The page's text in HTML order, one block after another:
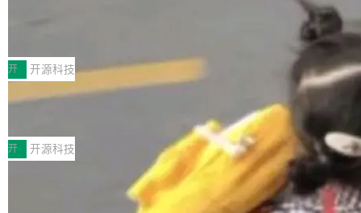
MPComm将作为一种传输引擎接入Mooncake T
ENT，实现零拷贝传输性能提升30%、非零拷贝
传输性能最高提升5倍。UCL-MPComm底层基
于自研UCL-Engine通信引擎，后续腾讯网平将
持续开源更多基于UCL-Engine的高性能通信组
件。 腾讯网平团队在UCL-MPComm中实现了一
个独立于业务线程的全局通信引擎（Engine），
型案例入选名单》，深信服“面向企业研发场景的
开源 AI 编程平台 CoStrict 应用”凭借卓越的技术
创新与落地成效成功入选。 全链路私有化部署，
助力企业AI研发安全落地 当前，越来越多企业已
经开始引入 AI Coding 工具，通过调用公有云模
型或企业内部部署模型提升研发效率。但随着 AI
Coding 从个人辅助工具逐步走向团队级、组织
级应用，企业在规模化落地过程中，对安全性、
开 开源科技
深信服AI算力网关入选工信部人工智能
前不久，工业和信息化部正式发布《2025年人工
智能应用典型案例名单》，集中展示人工智能在
各领域的应用成果，覆盖技术底座、行业赋能、
产品应用、支撑保障、专题等五大方向。深信服
AI算力网关（AI创新平台）成功入选！ 随着各行
开 开源科技
Jeff Dean 离开 Google：一个时代的结
束，一个实验室的开始
Google 员工编号 20。MapReduce 作者之一。